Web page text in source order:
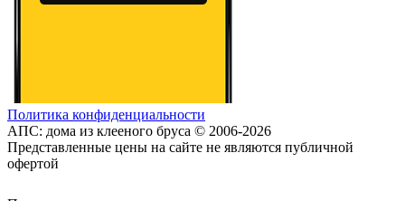
Политика конфиденциальности
АПС: дома из клееного бруса © 2006-2026
Представленные цены на сайте не являются публичной
офертой